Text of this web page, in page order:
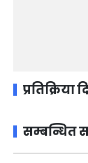
प्रतिक्रिया
सम्बन्धित